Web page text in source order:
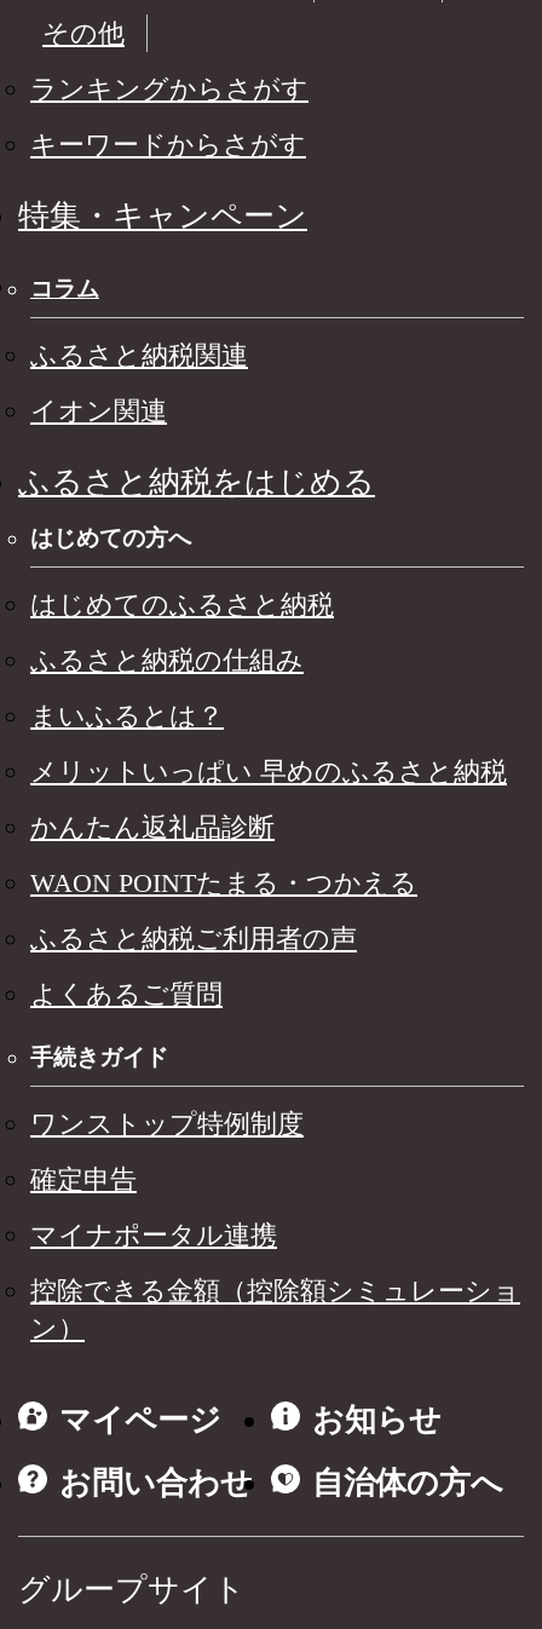
その他
ランキングからさがす
キーワードからさがす
特集・キャンペーン
コラム
ふるさと納税関連
イオン関連
ふるさと納税をはじめる
はじめての方へ
はじめてのふるさと納税
ふるさと納税の仕組み
まいふるとは？
メリットいっぱい 早めのふるさと納税
かんたん返礼品診断
WAON POINTたまる・つかえる
ふるさと納税ご利用者の声
よくあるご質問
手続きガイド
ワンストップ特例制度
確定申告
マイナポータル連携
控除できる金額（控除額シミュレーショ
ン）
マイページ
お知らせ
お問い合わせ
自治体の方へ
グループサイト